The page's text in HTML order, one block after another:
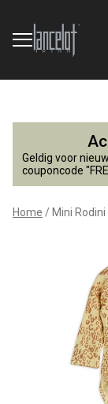
Mini
Rodini
Mini
Leopard
Geldig voor
couponcode
Home Mini